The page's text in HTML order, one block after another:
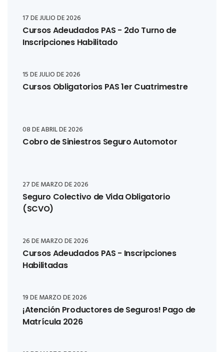
17 DE JULIO DE 2026
Cursos Adeudados PAS - 2do Turno de
Inscripciones Habilitado
15 DE JULIO DE 2026
Cursos Obligatorios PAS 1er Cuatrimestre
08 DE ABRIL DE 2026
Cobro de Siniestros Seguro Automotor
27 DE MARZO DE 2026
Seguro Colectivo de Vida Obligatorio
(SCVO)
26 DE MARZO DE 2026
Cursos Adeudados PAS - Inscripciones
Habilitadas
19 DE MARZO DE 2026
¡Atención Productores de Seguros! Pago de
Matrícula 2026